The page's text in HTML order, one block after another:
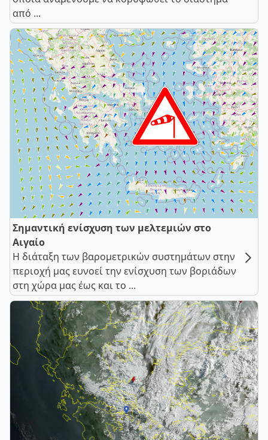
από ...
Σημαντική ενίσχυση των μελτεμιών στο
Αιγαίο
Η διάταξη των βαρομετρικών συστημάτων στην
περιοχή μας ευνοεί την ενίσχυση των βοριάδων
στη χώρα μας έως και το ...